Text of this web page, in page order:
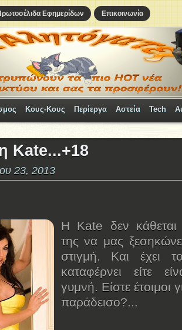
Εφημερίδων Επικοινωνία
Κους-Κους Περίεργα Αστεία Tech
Kate...+18
23, 2013
H Kate δεν
της να μας
στιγμή. Και έχει
καταφέρνει είτε
γυμνή. Είστε έτοιμοι
παράδεισο?...